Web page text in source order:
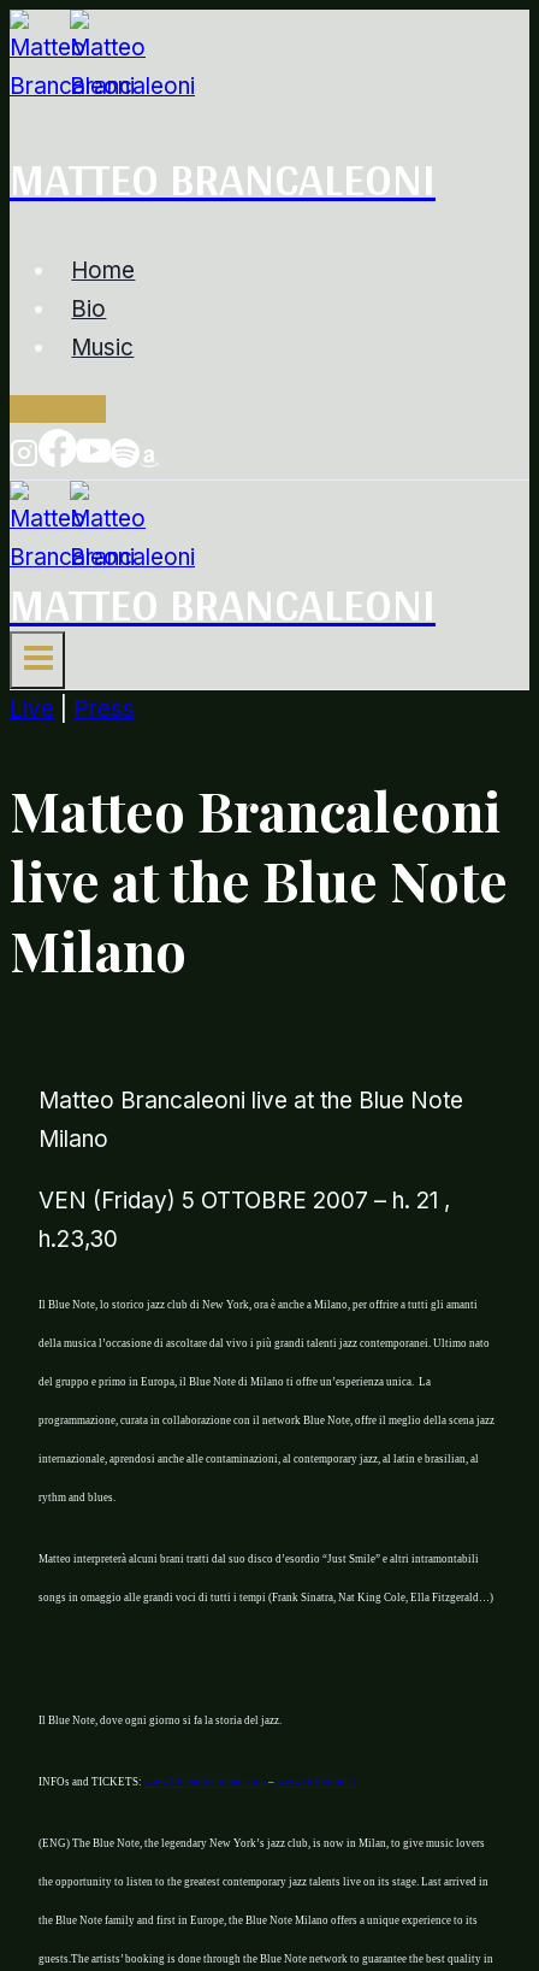
Salta
al
contenuto
MATTEO BRANCALEONI
Home
Bio
Music
MATTEO BRANCALEONI
Live Press
Matteo Brancaleoni
live at the Blue Note
Milano
Matteo Brancaleoni live at the Blue Note
Milano
VEN (Friday) 5 OTTOBRE 2007 – h. 21 ,
h.23,30
Il Blue Note, lo storico jazz club di New York, ora è anche a Milano, per offrire a tutti gli amanti
della musica l’occasione di ascoltare dal vivo i più grandi talenti jazz contemporanei. Ultimo nato
del gruppo e primo in Europa, il Blue Note di Milano ti offre un’esperienza unica. La
programmazione, curata in collaborazione con il network Blue Note, offre il meglio della scena jazz
internazionale, aprendosi anche alle contaminazioni, al contemporary jazz, al latin e brasilian, al
rythm and blues.
Matteo interpreterà alcuni brani tratti dal suo disco d’esordio “Just Smile” e altri intramontabili
songs in omaggio alle grandi voci di tutti i tempi (Frank Sinatra, Nat King Cole, Ella Fitzgerald…)
Il Blue Note, dove ogni giorno si fa la storia del jazz.
INFOs and TICKETS: www.bluenotemilano.com – www.ticketone.it
(ENG) The Blue Note, the legendary New York’s jazz club, is now in Milan, to give music lovers
the opportunity to listen to the greatest contemporary jazz talents live on its stage. Last arrived in
the Blue Note family and first in Europe, the Blue Note Milano offers a unique experience to its
guests.The artists’ booking is done through the Blue Note network to guarantee the best quality in